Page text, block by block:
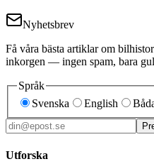
Nyhetsbrev
Få våra bästa artiklar om
inkorgen — ingen spam, bara
Språk
Svenska
English
Utforska